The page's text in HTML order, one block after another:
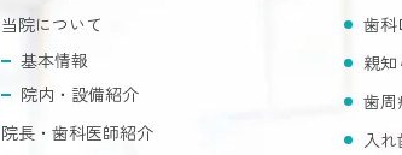
当院について
基本情報
院内・設備紹介
院長・歯科医師紹介
歯科
親知
歯周
入